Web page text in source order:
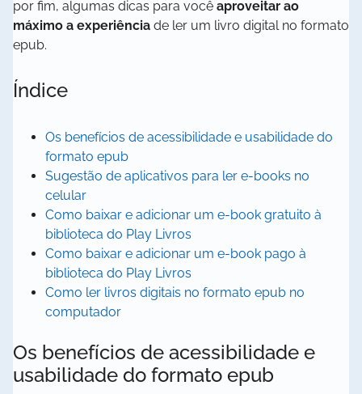
por fim, algumas dicas para você aproveitar ao
máximo a experiência de ler um livro digital no formato
epub.
Índice
Os benefícios de acessibilidade e usabilidade do
formato epub
Sugestão de aplicativos para ler e-books no
celular
Como baixar e adicionar um e-book gratuito à
biblioteca do Play Livros
Como baixar e adicionar um e-book pago à
biblioteca do Play Livros
Como ler livros digitais no formato epub no
computador
Os benefícios de acessibilidade e
usabilidade do formato epub